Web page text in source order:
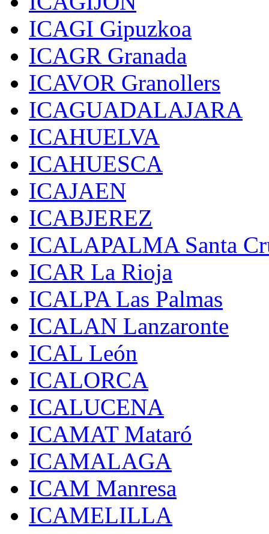
ICAGI Gipuzkoa
ICAGR Granada
ICAVOR Granollers
ICAGUADALAJARA
ICAHUELVA
ICAHUESCA
ICAJAEN
ICABJEREZ
ICALAPALMA Santa
ICAR La Rioja
ICALPA Las Palmas
ICALAN Lanzaronte
ICAL León
ICALORCA
ICALUCENA
ICAMAT Mataró
ICAMALAGA
ICAM Manresa
ICAMELILLA